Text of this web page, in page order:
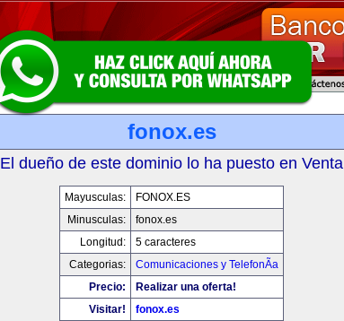
fonox.es
El dueño de este dominio lo ha puesto en Venta
Mayusculas:
FONOX.ES
Minusculas:
fonox.es
Longitud:
5 caracteres
Categorias:
Comunicaciones y TelefonÃ­a
Precio:
Realizar una oferta!
Visitar!
fonox.es